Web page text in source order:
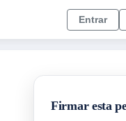
Entrar
Firmar esta